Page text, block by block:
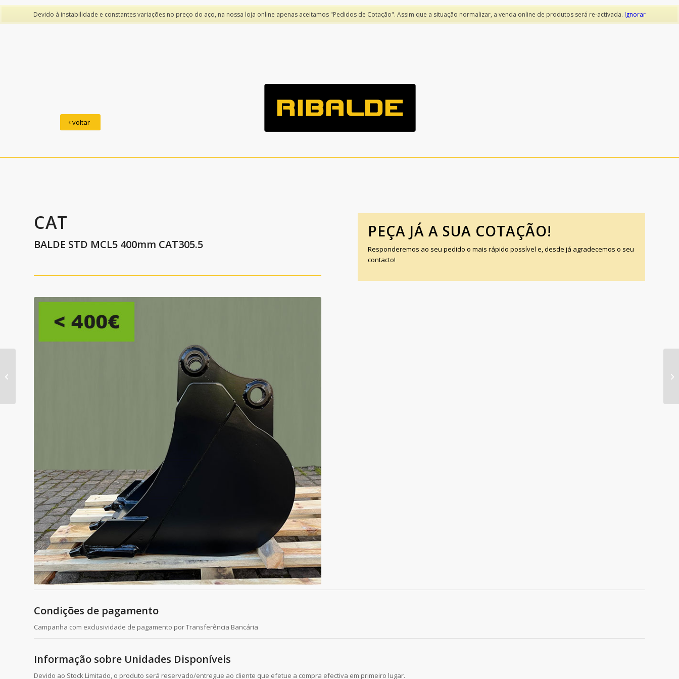
Devido à instabilidade e constantes variações no preço do aço, na nossa loja online apenas aceitamos "Pedidos de Cotação". Assim que a situação normalizar, a venda online de produtos será re-activada. Ignorar
voltar
CAT
BALDE STD MCL5 400mm CAT305.5
PEÇA JÁ A SUA COTAÇÃO!
Responderemos ao seu pedido o mais rápido possível e, desde já agradecemos o seu
contacto!
Condições de pagamento
Campanha com exclusividade de pagamento por Transferência Bancária
Informação sobre Unidades Disponíveis
Devido ao Stock Limitado, o produto será reservado/entregue ao cliente que efetue a compra efectiva em primeiro lugar.